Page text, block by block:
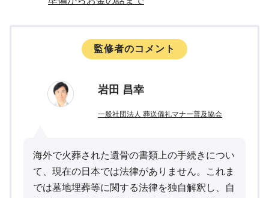
監修者のコメント
岩田 昌幸
一般社団法人 葬送儀礼マナー普及協会
海外で火葬された遺骨の書類上の手続きについ
て、現在の日本では法律がありません。これま
では墓地埋葬等に関する法律を独自解釈し、自